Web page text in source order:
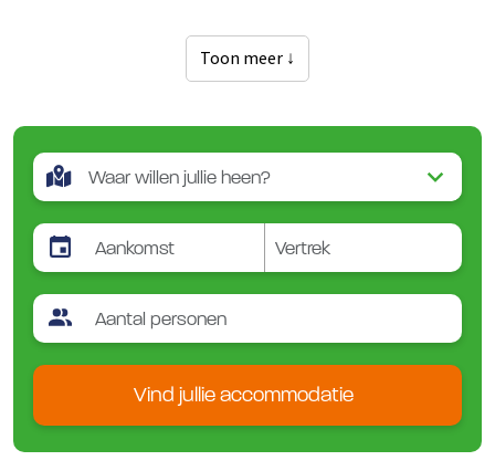
Toon meer ↓
Vind jullie accommodatie